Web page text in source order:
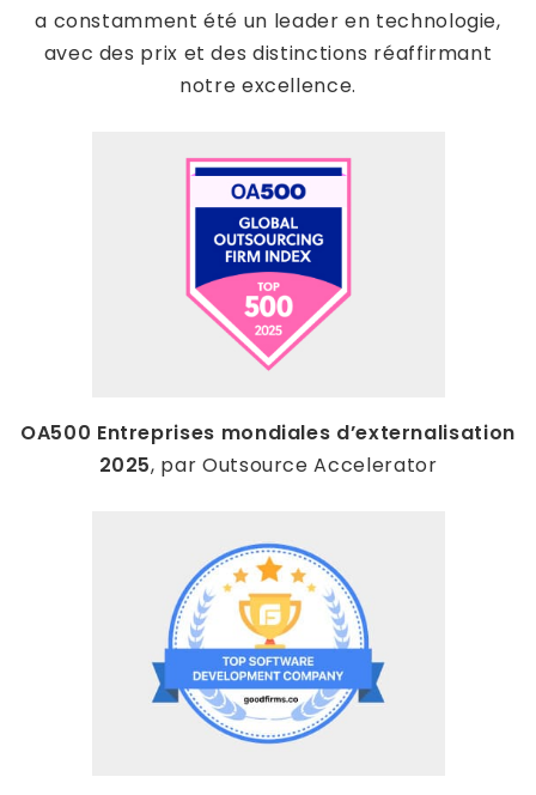
a constamment été un leader en technologie,
avec des prix et des distinctions réaffirmant
notre excellence.
OA500 Entreprises mondiales d’externalisation
2025, par Outsource Accelerator